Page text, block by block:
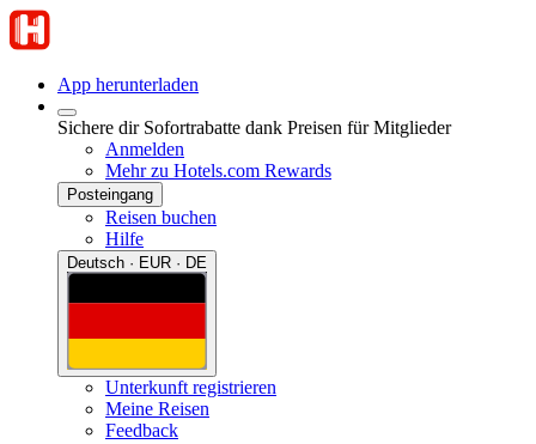
App herunterladen
Sichere dir Sofortrabatte dank Preisen für Mitglieder
Anmelden
Mehr zu Hotels.com Rewards
Posteingang
Reisen buchen
Hilfe
Deutsch · EUR · DE
Unterkunft registrieren
Meine Reisen
Feedback